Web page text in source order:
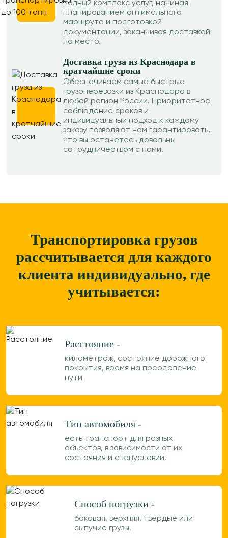
полный комплекс услуг, начиная
планированием оптимального
маршрута и подготовкой
документации, заканчивая доставкой
на место.
Доставка груза из Краснодара в
кратчайшие сроки
Обеспечиваем самые быстрые
грузоперевозки из Краснодара в
любой регион России. Приоритетное
соблюдение сроков и
индивидуальный подход к каждому
заказу позволяют нам гарантировать,
что вы останетесь довольны
сотрудничеством с нами.
Транспортировка грузов
рассчитывается для каждого
клиента индивидуально, где
учитывается:
Расстояние -
километраж, состояние дорожного
покрытия, время на преодоление
пути
Тип автомобиля -
есть транспорт для разных
объектов, в зависимости от их
состояния и спецусловий.
Способ погрузки -
боковая, верхняя, твердые или
сыпучие грузы.